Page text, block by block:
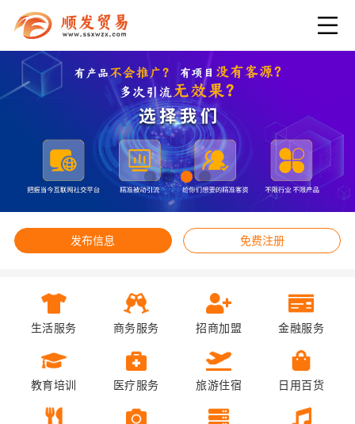
发布信息 免费注册
生活服务 商务服务 招商加盟 金融服务
教育培训 医疗服务 旅游住宿 日用百货